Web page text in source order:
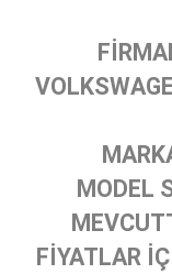
MODEL
FİYATLAR